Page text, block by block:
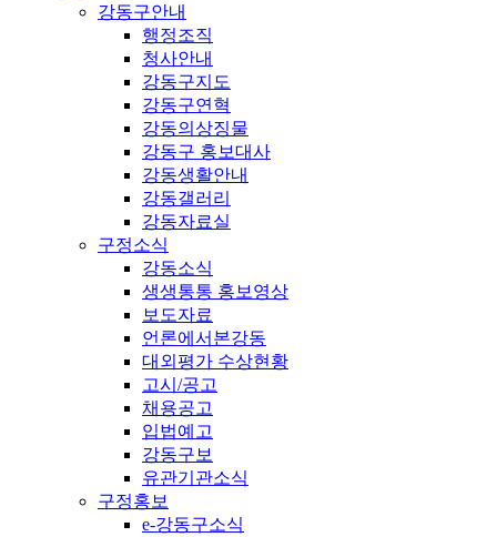
강동구안내
행정조직
청사안내
강동구지도
강동구연혁
강동의상징물
강동구 홍보대사
강동생활안내
강동갤러리
강동자료실
구정소식
강동소식
생생통통 홍보영상
보도자료
언론에서본강동
대외평가 수상현황
고시/공고
채용공고
입법예고
강동구보
유관기관소식
구정홍보
e-강동구소식